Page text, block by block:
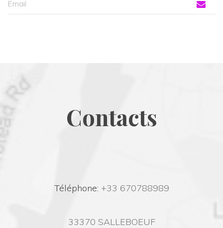
Contact
Téléphone: +33 670788989
33370 SALLEBOEUF